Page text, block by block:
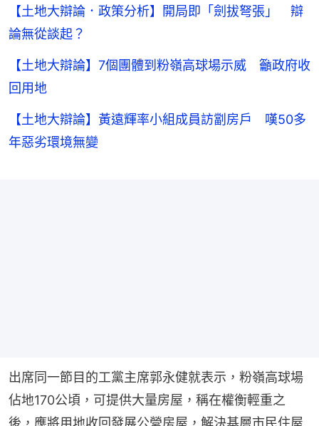
【土地大辯論．政策分析】開局即「劍拔弩張」 辯
論無從談起？
【土地大辯論】7個團體到粉嶺高球場示威 籲政府收
回用地
【土地大辯論】黃遠輝率小組成員訪劏房戶 嘆50多
年惡劣環境無變
出席同一節目的工黨主席郭永健就表示，粉嶺高球場
佔地170公頃，可提供大量房屋，稱在權衡輕重之